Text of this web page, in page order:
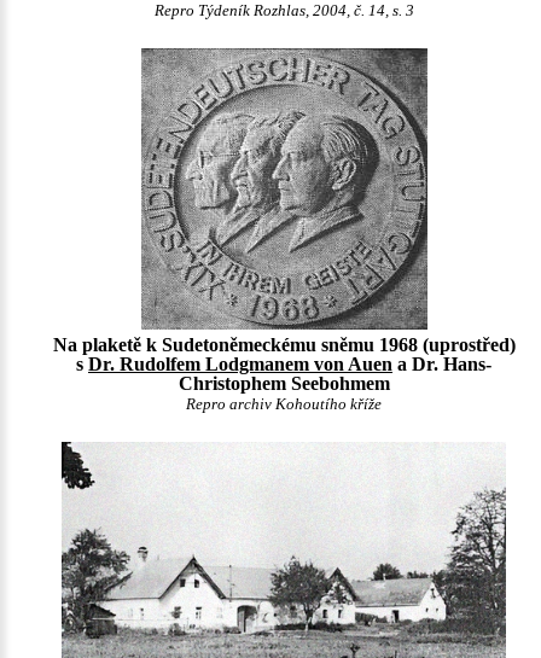
Repro Týdeník Rozhlas, 2004, č. 14, s. 3
Na plaketě k Sudetoněmeckému sněmu 1968 (uprostřed)
s Dr. Rudolfem Lodgmanem von Auen a Dr. Hans-
Christophem Seebohmem
Repro archiv Kohoutího kříže